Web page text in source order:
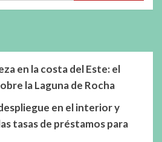
en la costa del Este: el
la Laguna de Rocha
en el interior y
tasas de préstamos para